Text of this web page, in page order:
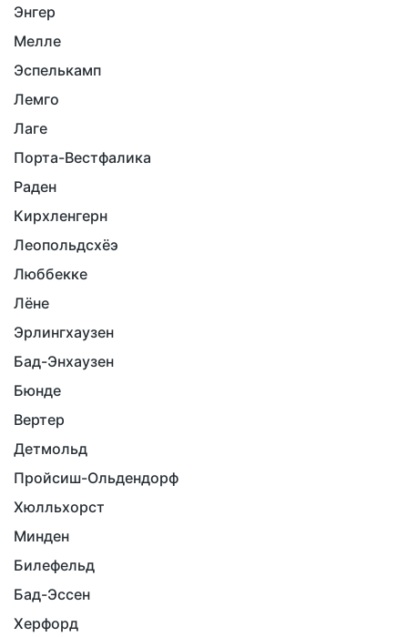
Энгер
Мелле
Эспелькамп
Лемго
Лаге
Порта-Вестфалика
Раден
Кирхленгерн
Леопольдсхёэ
Люббекке
Лёне
Эрлингхаузен
Бад-Энхаузен
Бюнде
Вертер
Детмольд
Пройсиш-Ольдендорф
Хюлльхорст
Минден
Билефельд
Бад-Эссен
Херфорд